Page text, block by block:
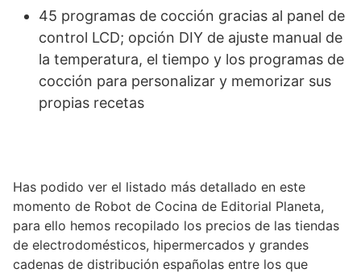
45 programas de cocción gracias al panel de
control LCD; opción DIY de ajuste manual de
la temperatura, el tiempo y los programas de
cocción para personalizar y memorizar sus
propias recetas
Has podido ver el listado más detallado en este
momento de Robot de Cocina de Editorial Planeta,
para ello hemos recopilado los precios de las tiendas
de electrodomésticos, hipermercados y grandes
cadenas de distribución españolas entre los que